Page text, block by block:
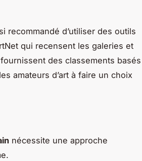
recommandé d’utiliser des outils
qui recensent les galeries et
des classements basés
amateurs d’art à faire un choix
nécessite une approche